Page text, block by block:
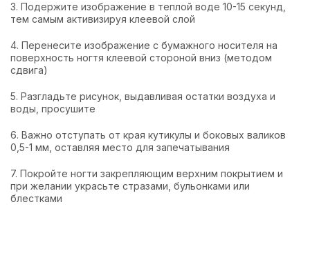
3. Подержите изображение в теплой воде 10-15 секунд,
тем самым активизируя клеевой слой
4. Перенесите изображение с бумажного носителя на
поверхность ногтя клеевой стороной вниз (методом
сдвига)
5. Разгладьте рисунок, выдавливая остатки воздуха и
воды, просушите
6. Важно отступать от края кутикулы и боковых валиков
0,5-1 мм, оставляя место для запечатывания
7. Покройте ногти закрепляющим верхним покрытием и
при желании украсьте стразами, бульонками или
блестками